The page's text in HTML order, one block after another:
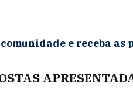
e receba